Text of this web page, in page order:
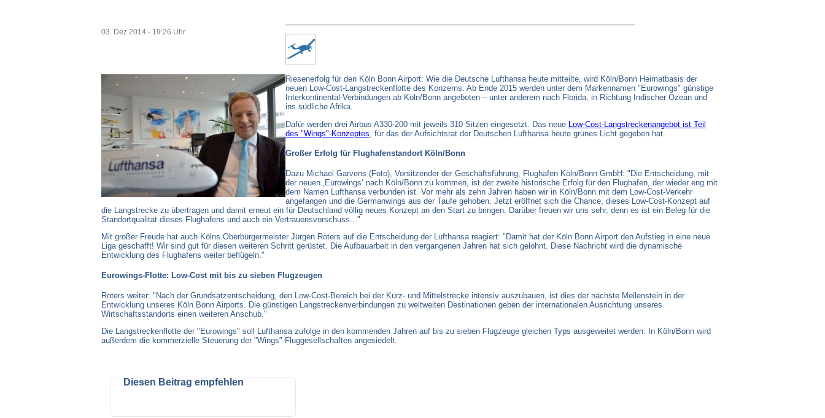
03. Dez 2014 - 19:26 Uhr
Riesenerfolg für den Köln Bonn Airport: Wie die Deutsche Lufthansa heute mitteilte, wird Köln/Bonn Heimatbasis der
neuen Low-Cost-Langstreckenflotte des Konzerns. Ab Ende 2015 werden unter dem Markennamen "Eurowings" günstige
Interkontinental-Verbindungen ab Köln/Bonn angeboten – unter anderem nach Florida, in Richtung Indischer Ozean und
ins südliche Afrika.
Dafür werden drei Airbus A330-200 mit jeweils 310 Sitzen eingesetzt. Das neue Low-Cost-Langstreckenangebot ist Teil
des "Wings"-Konzeptes , für das der Aufsichtsrat der Deutschen Lufthansa heute grünes Licht gegeben hat.
Großer Erfolg für Flughafenstandort Köln/Bonn
Dazu Michael Garvens (Foto), Vorsitzender der Geschäftsführung, Flughafen Köln/Bonn GmbH: "Die Entscheidung, mit
der neuen ‚Eurowings‘ nach Köln/Bonn zu kommen, ist der zweite historische Erfolg für den Flughafen, der wieder eng mit
dem Namen Lufthansa verbunden ist. Vor mehr als zehn Jahren haben wir in Köln/Bonn mit dem Low-Cost-Verkehr
angefangen und die Germanwings aus der Taufe gehoben. Jetzt eröffnet sich die Chance, dieses Low-Cost-Konzept auf
die Langstrecke zu übertragen und damit erneut ein für Deutschland völlig neues Konzept an den Start zu bringen. Darüber freuen wir uns sehr, denn es ist ein Beleg für die
Standortqualität dieses Flughafens und auch ein Vertrauensvorschuss..."
Mit großer Freude hat auch Kölns Oberbürgermeister Jürgen Roters auf die Entscheidung der Lufthansa reagiert: "Damit hat der Köln Bonn Airport den Aufstieg in eine neue
Liga geschafft! Wir sind gut für diesen weiteren Schritt gerüstet. Die Aufbauarbeit in den vergangenen Jahren hat sich gelohnt. Diese Nachricht wird die dynamische
Entwicklung des Flughafens weiter beflügeln."
Eurowings-Flotte: Low-Cost mit bis zu sieben Flugzeugen
Roters weiter: "Nach der Grundsatzentscheidung, den Low-Cost-Bereich bei der Kurz- und Mittelstrecke intensiv auszubauen, ist dies der nächste Meilenstein in der
Entwicklung unseres Köln Bonn Airports. Die günstigen Langstreckenverbindungen zu weltweiten Destinationen geben der internationalen Ausrichtung unseres
Wirtschaftsstandorts einen weiteren Anschub."
Die Langstreckenflotte der "Eurowings" soll Lufthansa zufolge in den kommenden Jahren auf bis zu sieben Flugzeuge gleichen Typs ausgeweitet werden. In Köln/Bonn wird
außerdem die kommerzielle Steuerung der "Wings"-Fluggesellschaften angesiedelt.
Diesen Beitrag empfehlen